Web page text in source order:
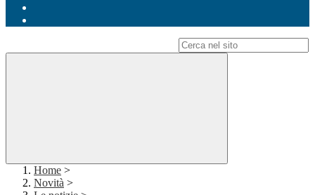
Home >
Novità >